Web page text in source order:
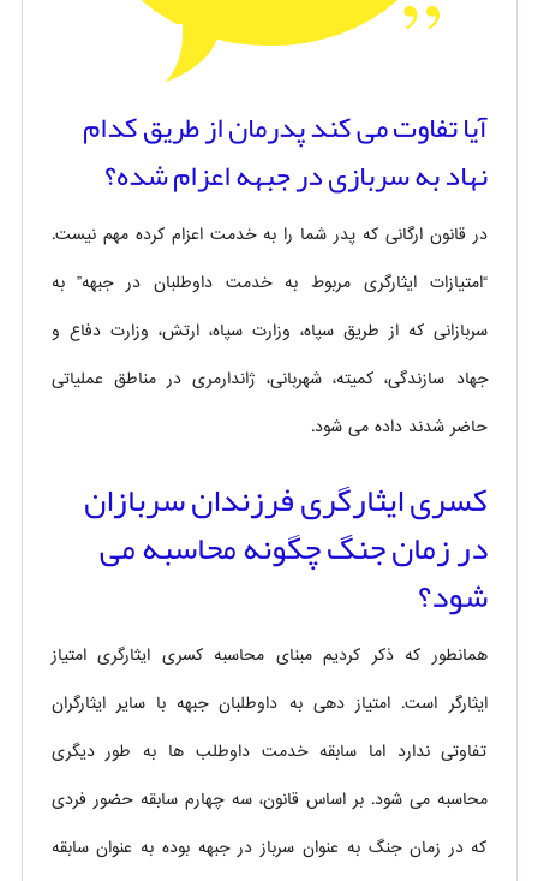
آیا تفاوت می کند پدرمان از طریق کدام
نهاد به سربازی در جبهه اعزام شده؟
در قانون ارگانی که پدر شما را به خدمت اعزام کرده مهم نیست.
“امتیازات ایثارگری مربوط به خدمت داوطلبان در جبهه” به
سربازانی که از طریق سپاه، وزارت سپاه، ارتش، وزارت دفاع و
جهاد سازندگی، کمیته، شهربانی، ژاندارمری در مناطق عملیاتی
حاضر شدند داده می شود.
کسری ایثارگری فرزندان سربازان
در زمان جنگ چگونه محاسبه می
شود؟
همانطور که ذکر کردیم مبنای محاسبه کسری ایثارگری امتیاز
ایثارگر است. امتیاز دهی به داوطلبان جبهه با سایر ایثارگران
تفاوتی ندارد اما سابقه خدمت داوطلب ها به طور دیگری
محاسبه می شود. بر اساس قانون، سه چهارم سابقه حضور فردی
که در زمان جنگ به عنوان سرباز در جبهه بوده به عنوان سابقه